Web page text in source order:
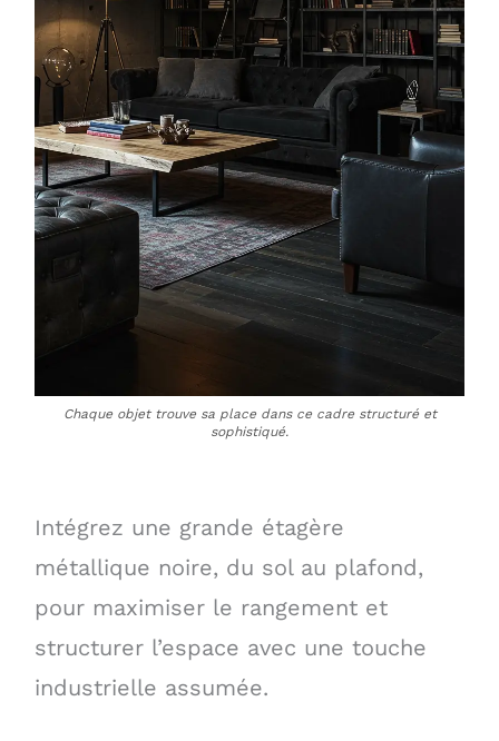
Chaque objet trouve sa place dans ce cadre structuré et
sophistiqué.
Intégrez une grande étagère
métallique noire, du sol au plafond,
pour maximiser le rangement et
structurer l’espace avec une touche
industrielle assumée.